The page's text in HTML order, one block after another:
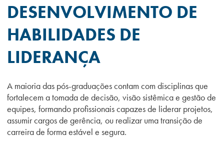
DESENVOLVIMENTO DE
HABILIDADES DE
LIDERANÇA
A maioria das pós-graduações contam com disciplinas que
fortalecem a tomada de decisão, visão sistêmica e gestão de
equipes, formando profissionais capazes de liderar projetos,
assumir cargos de gerência, ou realizar uma transição de
carreira de forma estável e segura.